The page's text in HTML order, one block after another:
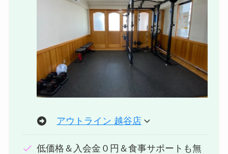
アウトライン 越谷店
低価格＆入会金０円＆食事サポートも無